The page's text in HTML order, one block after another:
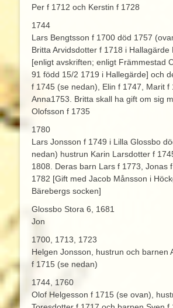
Per f 1712 och Kerstin f 1728
1744
Lars Bengtsson f 1700 död 1757
Britta Arvidsdotter f 1718 i Hallagärde
[enligt avskriften; enligt Främmestad
91 född 15/2 1719 i Hallegärde] och
f 1745 (se nedan), Elin f 1747, Marit f
Anna1753. Britta skall ha gift om sig
Olofsson f 1735
1780
Lars Jonsson f 1749 i Lilla Glossbo
nedan) hustrun Karin Larsdotter f
1808. Deras barn Lars f 1773, Jonas
1782 [Gift med Jacob Månsson i
Bärebergs socken]
Glossbo Stora 6, 1681
Jon
1700, 1713, 1723
Helgen Jonsson, hustrun och barnen
f 1715 (se nedan)
1744, 1760
Olof Helgesson f 1715 (se ovan),